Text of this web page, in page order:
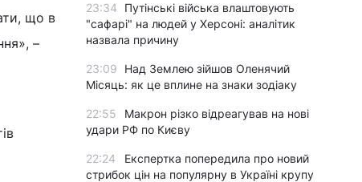
що в
–
23:34
Путінські війська влаштовують
"сафарі" на людей у Херсоні: аналітик
назвала причину
23:09
Над Землею зійшов Оленячий
Місяць: як це вплине на знаки зодіаку
22:55
Макрон різко відреагував на нові
удари РФ по Києву
22:24
Експертка попередила про новий
стрибок цін на популярну в Україні крупу